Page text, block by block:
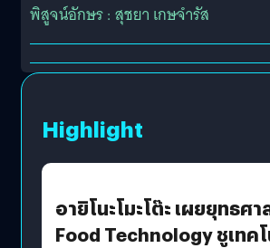
พิสูจน์อักษร : สุชยา เกษจำรัส
Highlight
อายิโนะโมะโต๊ะ เผยยุทธศ
Food Technology ชูเทค